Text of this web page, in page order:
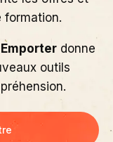
formation.
donne
outils